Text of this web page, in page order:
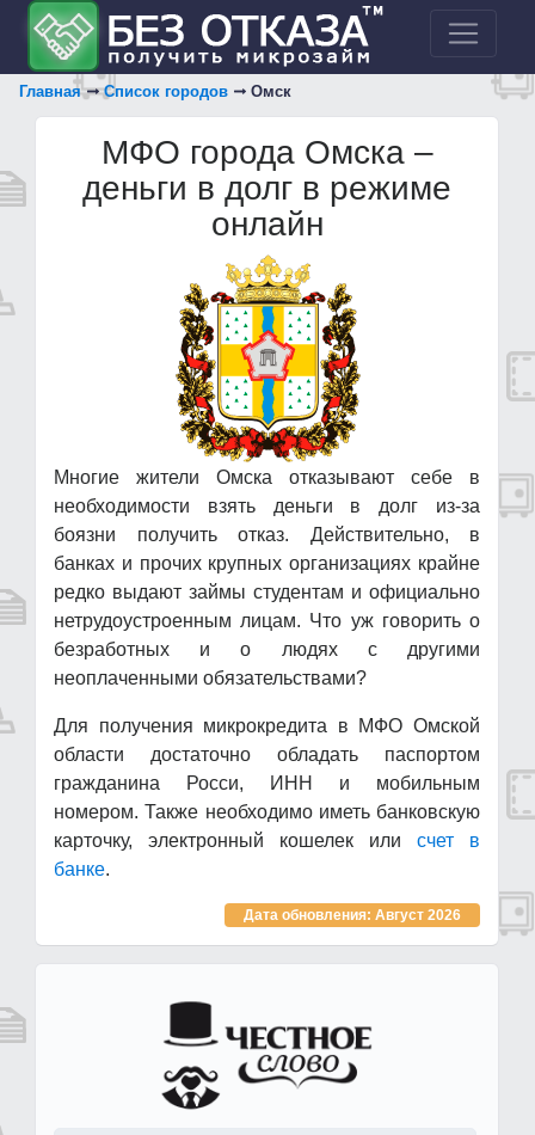
Главная Список городов Омск
МФО города Омска –
деньги в долг в режиме
онлайн
Многие жители Омска отказывают себе в
необходимости взять деньги в долг из-за
боязни получить отказ. Действительно, в
банках и прочих крупных организациях крайне
редко выдают займы студентам и официально
нетрудоустроенным лицам. Что уж говорить о
безработных и о людях с другими
неоплаченными обязательствами?
Для получения микрокредита в МФО Омской
области достаточно обладать паспортом
гражданина Росси, ИНН и мобильным
номером. Также необходимо иметь банковскую
карточку, электронный кошелек или счет в
банке.
Дата обновления: Август 2026